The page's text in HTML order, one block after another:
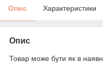
Опис Характеристики
Опис
Товар може бути як в